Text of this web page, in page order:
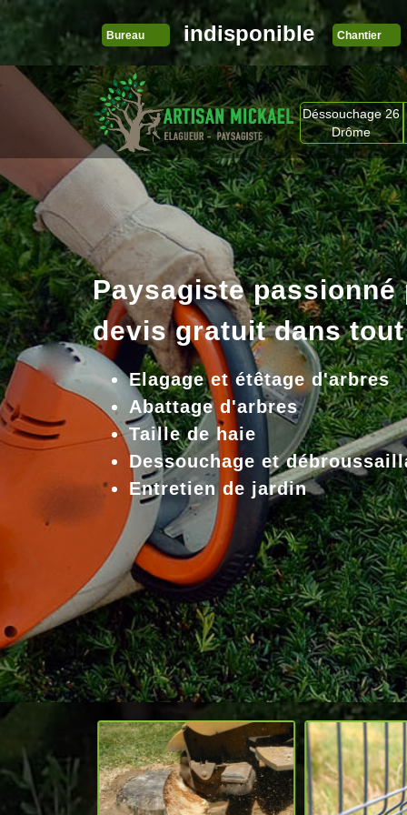
Bureau indisponible Chantier
Déssouchage 26
Drôme
Paysagiste passionné
devis gratuit dans
Elagage et étêtage d'arbres
Abattage d'arbres
Taille de haie
Dessouchage et
Entretien de jardin